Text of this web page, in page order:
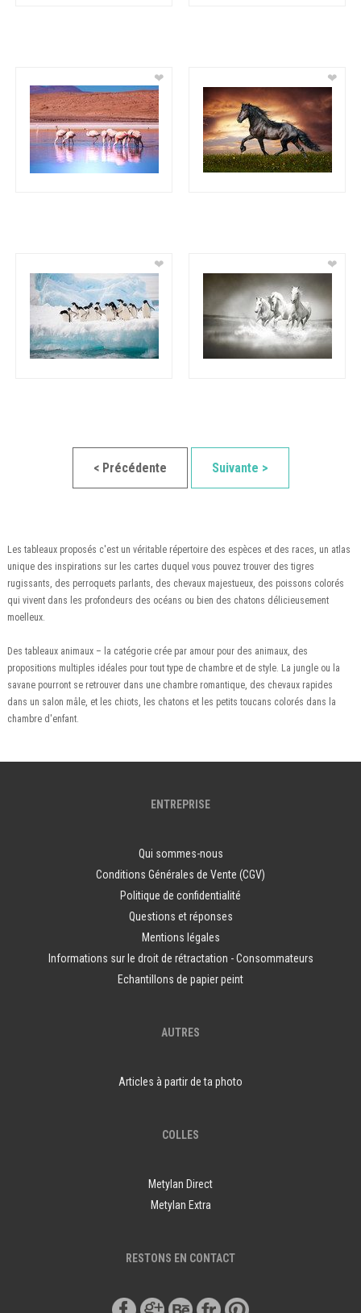
❤ ❤
❤ ❤
< Précédente Suivante >
Les tableaux proposés c'est un véritable répertoire des espèces et des races, un atlas
unique des inspirations sur les cartes duquel vous pouvez trouver des tigres
rugissants, des perroquets parlants, des chevaux majestueux, des poissons colorés
qui vivent dans les profondeurs des océans ou bien des chatons délicieusement
moelleux.
Des tableaux animaux – la catégorie crée par amour pour des animaux, des
propositions multiples idéales pour tout type de chambre et de style. La jungle ou la
savane pourront se retrouver dans une chambre romantique, des chevaux rapides
dans un salon mâle, et les chiots, les chatons et les petits toucans colorés dans la
chambre d'enfant.
ENTREPRISE
Qui sommes-nous
Conditions Générales de Vente (CGV)
Politique de confidentialité
Questions et réponses
Mentions légales
Informations sur le droit de rétractation - Consommateurs
Echantillons de papier peint
AUTRES
Articles à partir de ta photo
COLLES
Metylan Direct
Metylan Extra
RESTONS EN CONTACT